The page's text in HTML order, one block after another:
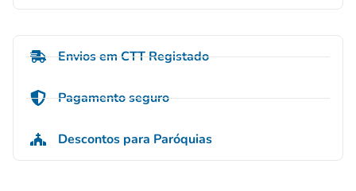
Envios em CTT Registado
Pagamento seguro
Descontos para Paróquias